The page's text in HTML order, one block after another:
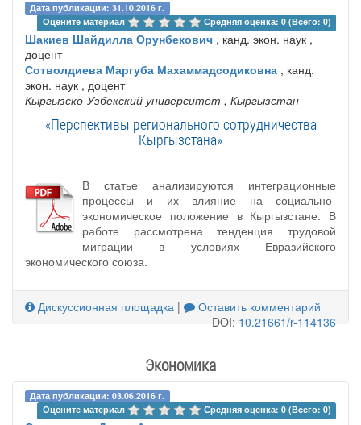
Дата публикации: 31.10.2016 г.
Оцените материал
Средняя оценка: 0 (Всего: 0)
Шакиев Шайдилла Орунбекович , канд. экон. наук ,
доцент
Сотволдиева Маргуба Махаммадсодиковна , канд.
экон. наук , доцент
Кыргызско-Узбекский университет , Кыргызстан
«Перспективы регионального сотрудничества
Кыргызстана»
В статье анализируются интеграционные
процессы и их влияние на социально-
экономическое положение в Кыргызстане. В
работе рассмотрена тенденция трудовой
миграции в условиях Евразийского
экономического союза.
Дискуссионная площадка |
Оставить комментарий
DOI:10.21661/r-114136
Экономика
Дата публикации: 03.06.2016 г.
Оцените материал
Средняя оценка: 0 (Всего: 0)